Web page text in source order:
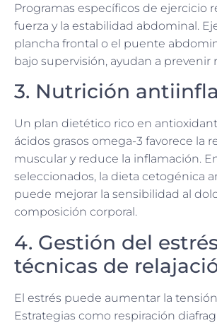
Programas específicos de ejercicio
fuerza y la estabilidad abdominal.
plancha frontal o el puente
bajo supervisión, ayudan a prevenir
3. Nutrición
Un plan dietético rico en
ácidos grasos omega-3 favorece la
muscular y reduce la inflamación.
seleccionados, la dieta cetogénica
puede mejorar la sensibilidad al
composición corporal.
4. Gestión del
técnicas de
El estrés puede aumentar la
Estrategias como respiración